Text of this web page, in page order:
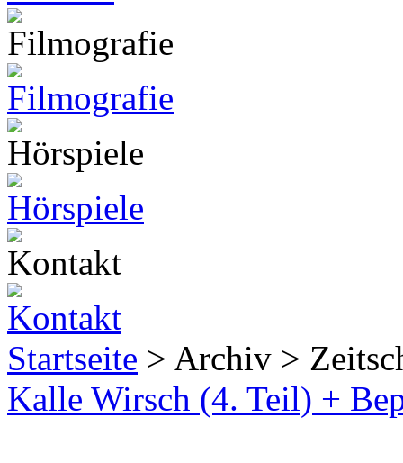
Startseite > Archiv >
Kalle Wirsch (4. Teil) +